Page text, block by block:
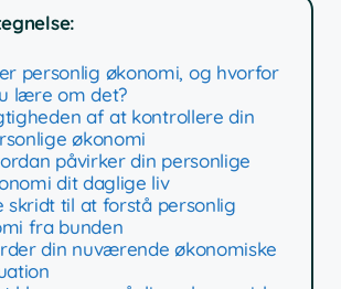
personlig økonomi, og hvorfor
lære om det?
af at kontrollere din
økonomi
påvirker din personlige
dit daglige liv
skridt til at forstå personlig
fra bunden
din nuværende økonomiske